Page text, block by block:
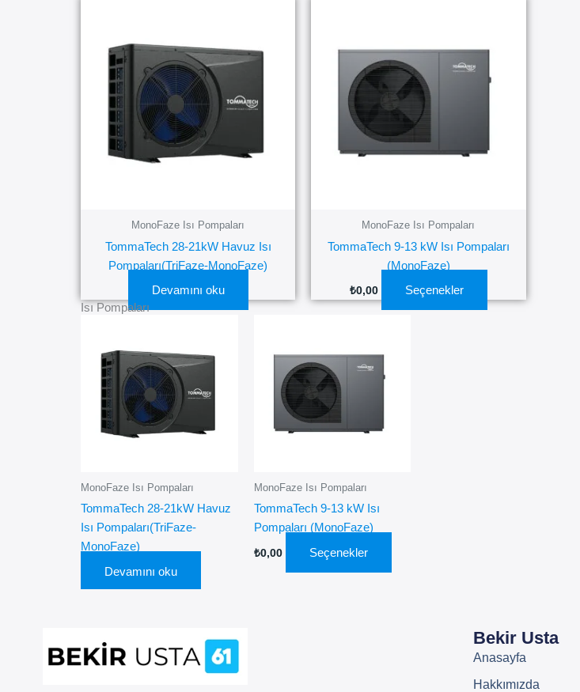
MonoFaze Isı Pompaları
TommaTech 28-21kW Havuz Isı
Pompaları(TriFaze-MonoFaze)
Devamını oku
MonoFaze Isı Pompaları
TommaTech 9-13 kW Isı Pompaları
(MonoFaze)
₺0,00 Seçenekler
varyasyonu
sayfasından
Isı Pompaları
MonoFaze Isı Pompaları
TommaTech 28-21kW Havuz
Isı Pompaları(TriFaze-
MonoFaze)
Devamını oku
MonoFaze Isı Pompaları
TommaTech 9-13 kW Isı
Pompaları (MonoFaze)
₺0,00 Seçenekler
Bekir Usta
Anasayfa
Hakkımızda